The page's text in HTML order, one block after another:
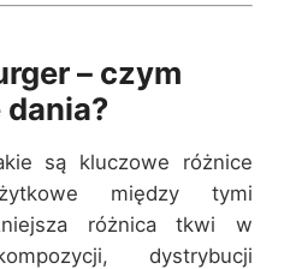
– czym
są kluczowe różnice
między tymi
różnica tkwi w
dystrybucji